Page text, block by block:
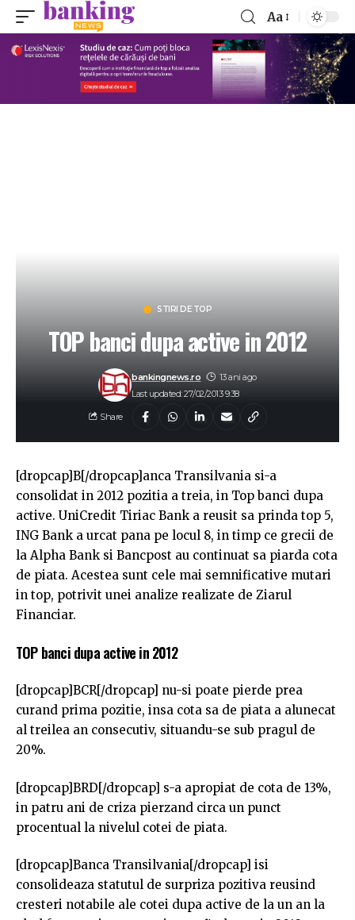
Aa
STIRI DE TOP
TOP banci dupa active in 2012
Last updated: 27/02/2013 9:38
bankingnews.ro 13 ani ago
Share
[dropcap]B[/dropcap]anca Transilvania si-a
consolidat in 2012 pozitia a treia, in Top banci dupa
active. UniCredit Tiriac Bank a reusit sa prinda top 5,
ING Bank a urcat pana pe locul 8, in timp ce grecii de
la Alpha Bank si Bancpost au continuat sa piarda cota
de piata. Acestea sunt cele mai semnificative mutari
in top, potrivit unei analize realizate de Ziarul
Financiar.
TOP banci dupa active in 2012
[dropcap]BCR[/dropcap] nu-si poate pierde prea
curand prima pozitie, insa cota sa de piata a alunecat
al treilea an consecutiv, situandu-se sub pragul de
20%.
[dropcap]BRD[/dropcap] s-a apropiat de cota de 13%,
in patru ani de criza pierzand circa un punct
procentual la nivelul cotei de piata.
[dropcap]Banca Transilvania[/dropcap] isi
consolideaza statutul de surpriza pozitiva reusind
cresteri notabile ale cotei dupa active de la un an la